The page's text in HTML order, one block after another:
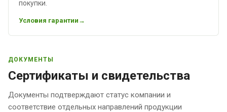
покупки.
Условия гарантии
ДОКУМЕНТЫ
Сертификаты и свидетельства
Документы подтверждают статус компании и
соответствие отдельных направлений продукции